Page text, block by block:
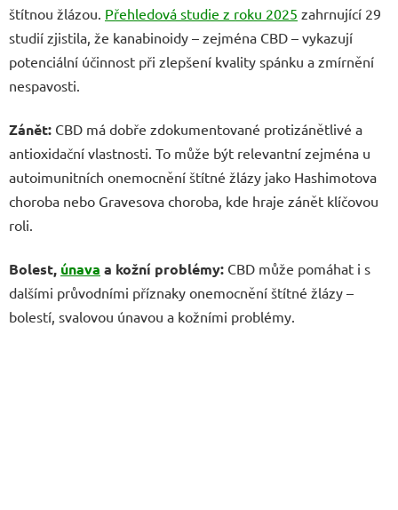
štítnou žlázou. Přehledová studie z roku 2025 zahrnující 29
studií zjistila, že kanabinoidy – zejména CBD – vykazují
potenciální účinnost při zlepšení kvality spánku a zmírnění
nespavosti.
Zánět: CBD má dobře zdokumentované protizánětlivé a
antioxidační vlastnosti. To může být relevantní zejména u
autoimunitních onemocnění štítné žlázy jako Hashimotova
choroba nebo Gravesova choroba, kde hraje zánět klíčovou
roli.
Bolest, únava a kožní problémy: CBD může pomáhat i s
dalšími průvodními příznaky onemocnění štítné žlázy –
bolestí, svalovou únavou a kožními problémy.